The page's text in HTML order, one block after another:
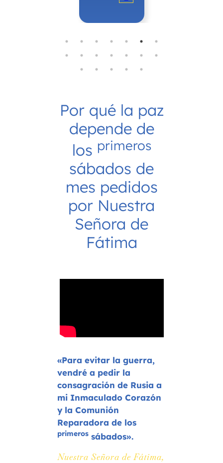
Por qué la paz
depende de
los primeros
sábados de
mes pedidos
por Nuestra
Señora de
Fátima
«Para evitar la guerra,
vendré a pedir la
consagración de Rusia a
mi Inmaculado Corazón
y la Comunión
Reparadora de los
primeros sábados».
Nuestra Señora de Fátima,